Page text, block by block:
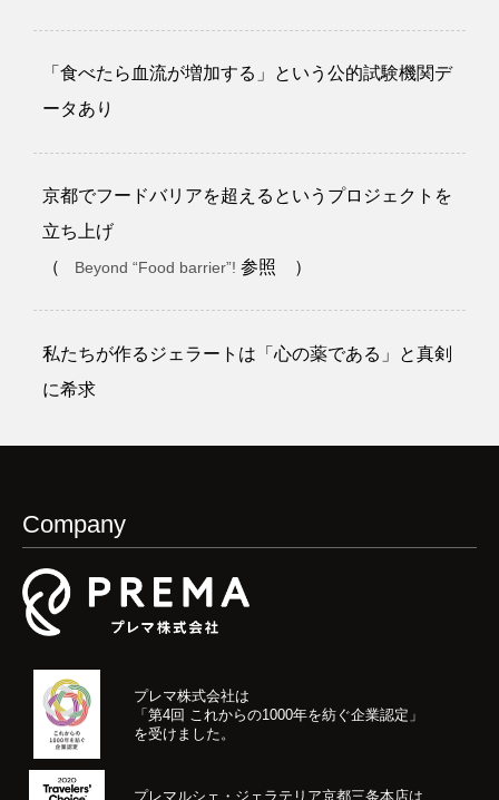
「食べたら血流が増加する」という公的試験機関デ
ータあり
京都でフードバリアを超えるというプロジェクトを
立ち上げ
（
Beyond “Food barrier”!参照 ）
私たちが作るジェラートは「心の薬である」と真剣
に希求
Company
プレマ株式会社は
「第4回 これからの1000年を紡ぐ企業認定」
を受けました。
プレマルシェ・ジェラテリア京都三条本店は